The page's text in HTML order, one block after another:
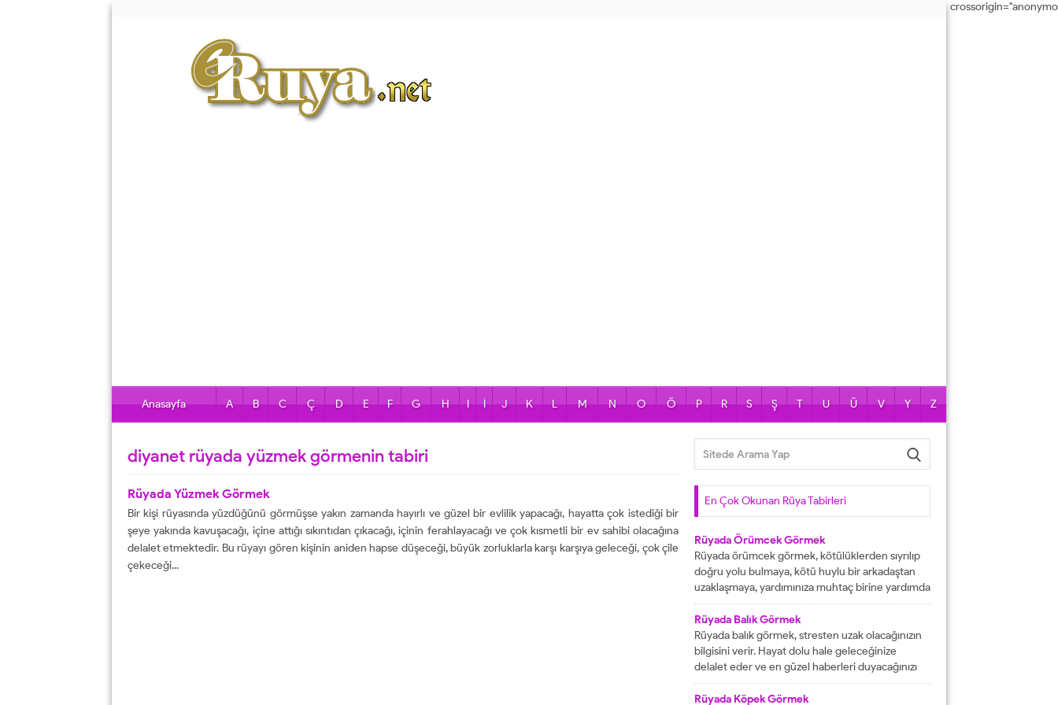
Anasayfa A B C Ç D E F G H I İ J K L M N O Ö P R S Ş T U Ü V Y Z
diyanet rüyada yüzmek görmenin tabiri
Rüyada Yüzmek Görmek
Bir kişi rüyasında yüzdüğünü görmüşse yakın zamanda hayırlı ve güzel bir evlilik yapacağı, hayatta çok istediği bir
şeye yakında kavuşacağı, içine attığı sıkıntıdan çıkacağı, içinin ferahlayacağı ve çok kısmetli bir ev sahibi olacağına
delalet etmektedir. Bu rüyayı gören kişinin aniden hapse düşeceği, büyük zorluklarla karşı karşıya geleceği, çok çile
çekeceği...
En Çok Okunan Rüya Tabirleri
Rüyada Örümcek Görmek
Rüyada örümcek görmek, kötülüklerden sıyrılıp
doğru yolu bulmaya, kötü huylu bir arkadaştan
uzaklaşmaya, yardımınıza muhtaç birine yardımda
bulunmaya işarettir. Rüyada örümcekler görmek
yani çok sayıda örümcekler görülmesi kısa
zamanda haneye gelecek bolluk ve berekete,
aile içinden birine gelecek paraya tabir edilir.
Rüyada evde örümcek görmek, düşmanı
tarafından kötülüğe uğramaya, sıkıntılar içine...
Rüyada Balık Görmek
Rüyada balık görmek, stresten uzak olacağınızın
bilgisini verir. Hayat dolu hale geleceğinize
delalet eder ve en güzel haberleri duyacağınızı
göstermektedir. Büyük bir mutluluğa
ulaşacağınıza delalet eder ve kısmetlerinizin
Rüyada Köpek Görmek